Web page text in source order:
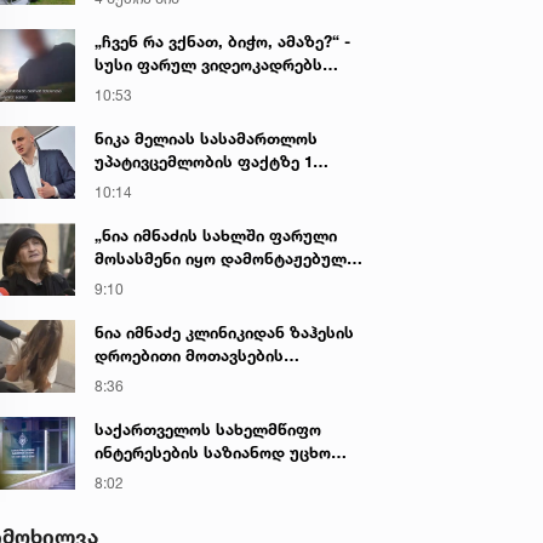
„ჩვენ რა ვქნათ, ბიჭო, ამაზე?“ -
სუსი ფარულ ვიდეოკადრებს
აქვეყნებს, რომლის შედეგად 3
10:53
ნიკა მელიას სასამართლოს
უპატივცემლობის ფაქტზე 1
წლით და 6 თვით თავისუფლების
10:14
„ნია იმნაძის სახლში ფარული
მოსასმენი იყო დამონტაჟებული,
მისი ტელეფონიდან მასალები
9:10
ნია იმნაძე კლინიკიდან ზაჰესის
დროებითი მოთავსების
იზოლატორში გადაიყვანეს
8:36
საქართველოს სახელმწიფო
ინტერესების საზიანოდ უცხო
ქვეყნიდან მართულ და
8:02